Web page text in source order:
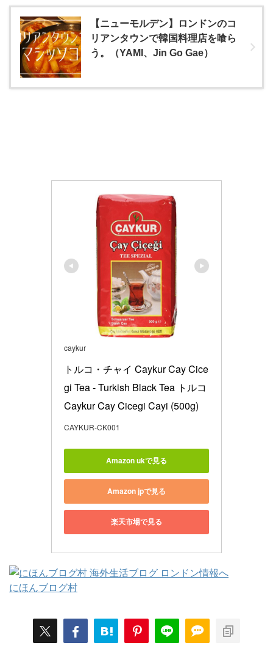
【ニューモルデン】ロンドンのコ
リアンタウンで韓国料理店を喰ら
う。（YAMI、Jin Go Gae）
caykur
トルコ・チャイ Caykur Cay Cice
gi Tea - Turkish Black Tea トルコ
Caykur Cay Cicegi Cayi (500g)
CAYKUR-CK001
Amazon ukで見る
Amazon jpで見る
楽天市場で見る
にほんブログ村